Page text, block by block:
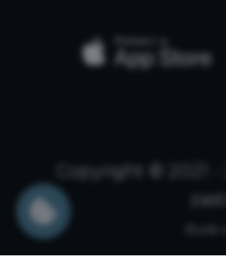
Copyright © 2021